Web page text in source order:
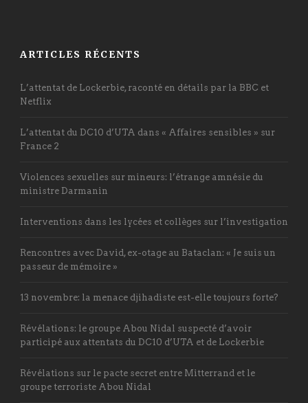
ARTICLES RÉCENTS
L’attentat de Lockerbie, raconté en détails par la BBC et
Netflix
L’attentat du DC10 d’UTA dans « Affaires sensibles » sur
France 2
Violences sexuelles sur mineurs: l’étrange amnésie du
ministre Darmanin
Interventions dans les lycées et collèges sur l’investigation
Rencontres avec David, ex-otage au Bataclan: « Je suis un
passeur de mémoire »
13 novembre: la menace djihadiste est-elle toujours forte?
Révélations: le groupe Abou Nidal suspecté d’avoir
participé aux attentats du DC10 d’UTA et de Lockerbie
Révélations sur le pacte secret entre Mitterrand et le
groupe terroriste Abou Nidal